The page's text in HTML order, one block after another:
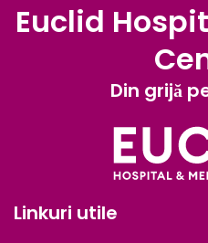
Euclid
Din grijă
Linkuri utile